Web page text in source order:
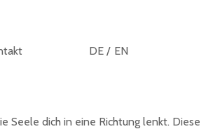
DE / EN
Seele dich in eine Richtung lenkt. Diese